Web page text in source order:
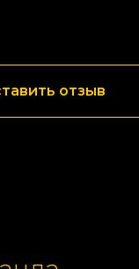
отзыв